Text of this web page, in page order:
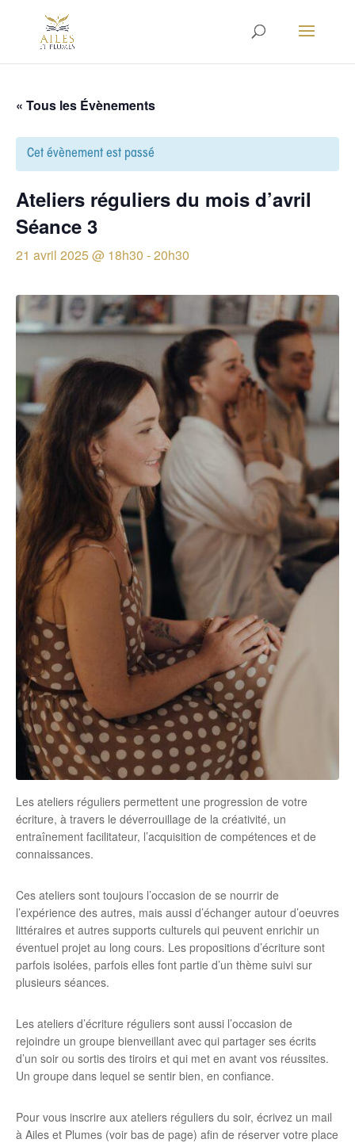
« Tous les Évènements
Cet évènement est passé
Ateliers réguliers du mois d’avril
Séance 3
21 avril 2025 @ 18h30 -20h30
Les ateliers réguliers permettent une progression de votre
écriture, à travers le déverrouillage de la créativité, un
entraînement facilitateur, l’acquisition de compétences et de
connaissances.
Ces ateliers sont toujours l’occasion de se nourrir de
l’expérience des autres, mais aussi d’échanger autour d’oeuvres
littéraires et autres supports culturels qui peuvent enrichir un
éventuel projet au long cours. Les propositions d’écriture sont
parfois isolées, parfois elles font partie d’un thème suivi sur
plusieurs séances.
Les ateliers d’écriture réguliers sont aussi l’occasion de
rejoindre un groupe bienveillant avec qui partager ses écrits
d’un soir ou sortis des tiroirs et qui met en avant vos réussites.
Un groupe dans lequel se sentir bien, en confiance.
Pour vous inscrire aux ateliers réguliers du soir, écrivez un mail
à Ailes et Plumes (voir bas de page) afin de réserver votre place